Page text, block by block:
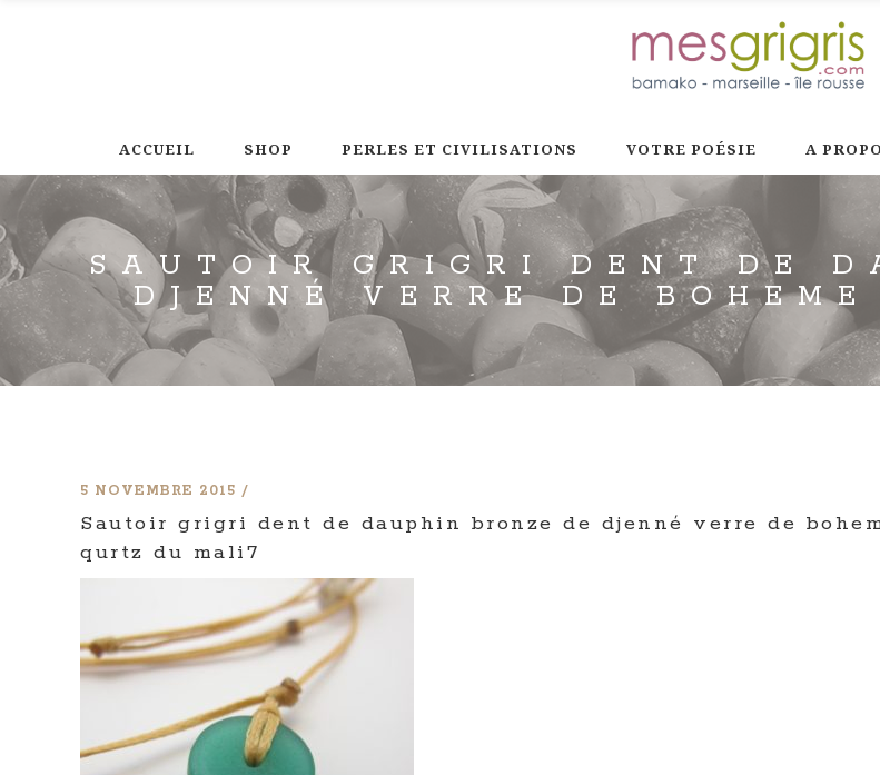
ACCUEIL SHOP PERLES ET CIVILISATIONS VOTRE POÉSIE A
SAUTOIR GRIGRI DENT DE
DJENNÉ VERRE DE
5 NOVEMBRE 2015
Sautoir grigri dent de dauphin bronze de djenné verre de
qurtz du mali7